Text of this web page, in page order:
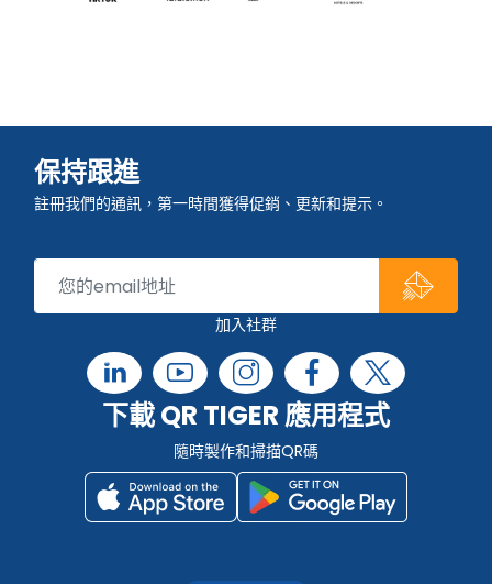
保持跟進
註冊我們的通訊，第一時間獲得促銷、更新和提示。
加入社群
下載 QR TIGER 應用程式
隨時製作和掃描QR碼